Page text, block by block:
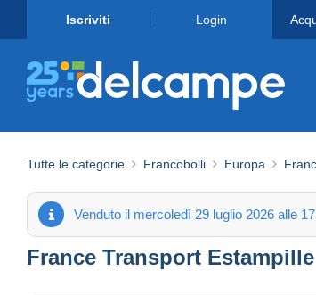
Iscriviti Login
Tutte le categorie Francobolli Europa
Venduto il mercoledì 29 luglio 2026 alle
France Transport